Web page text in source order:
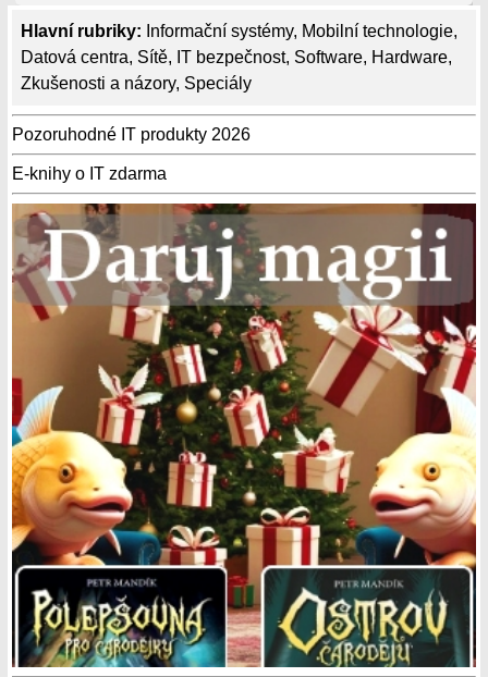
Hlavní rubriky: Informační systémy, Mobilní technologie,
Datová centra, Sítě, IT bezpečnost, Software, Hardware,
Zkušenosti a názory, Speciály
Pozoruhodné IT produkty 2026
E-knihy o IT zdarma